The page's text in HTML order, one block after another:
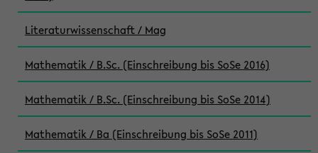
Literaturwissenschaft / Mag
Mathematik / B.Sc. (Einschreibung bis SoSe 2016)
Mathematik / B.Sc. (Einschreibung bis SoSe 2014)
Mathematik / Ba (Einschreibung bis SoSe 2011)